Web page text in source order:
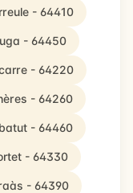
- 64410
- 64450
- 64220
- 64260
- 64460
- 64330
- 64390